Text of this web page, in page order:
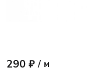
290 ₽ / м